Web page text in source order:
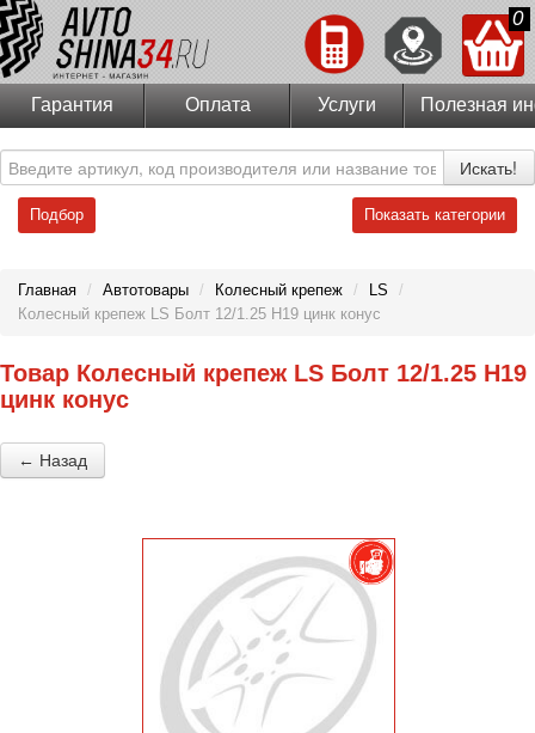
0
Гарантия Оплата Услуги Полезная
Искать!
Подбор Показать категории
Главная / Автотовары / Колесный крепеж / LS
/
Колесный крепеж LS Болт 12/1.25 H19 цинк конус
Товар Колесный крепеж LS Болт 12/1.25 H19
цинк конус
← Назад